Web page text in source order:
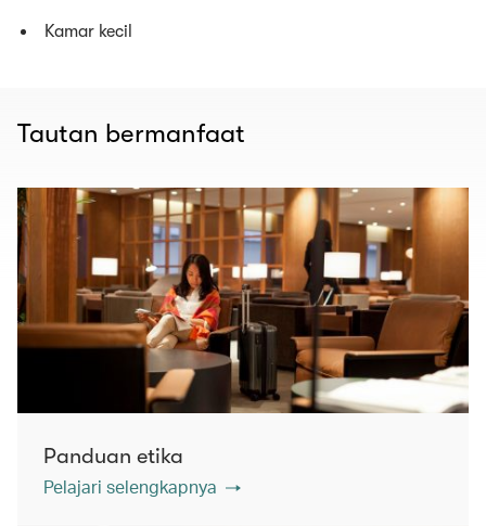
Kamar kecil
Tautan bermanfaat
Panduan etika
Pelajari selengkapnya